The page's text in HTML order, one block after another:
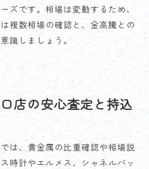
ズです。相場は変動するため、
複数相場の確認と、金高騰との
識しましょう。
店の安心査定と持込
では、貴金属の比重確認や相場説
時計やエルメス、シャネルバッ